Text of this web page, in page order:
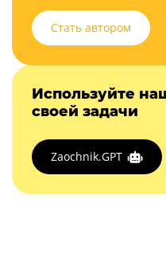
Стать автором
Используйте
своей задачи
Zaochnik.GPT